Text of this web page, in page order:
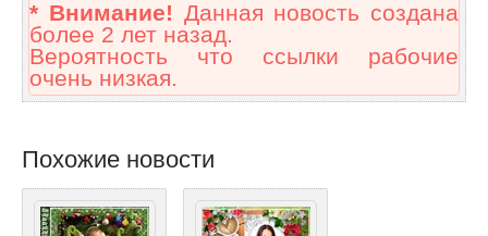
* Внимание! Данная новость создана
более 2 лет назад.
Вероятность что ссылки рабочие
очень низкая.
Похожие новости